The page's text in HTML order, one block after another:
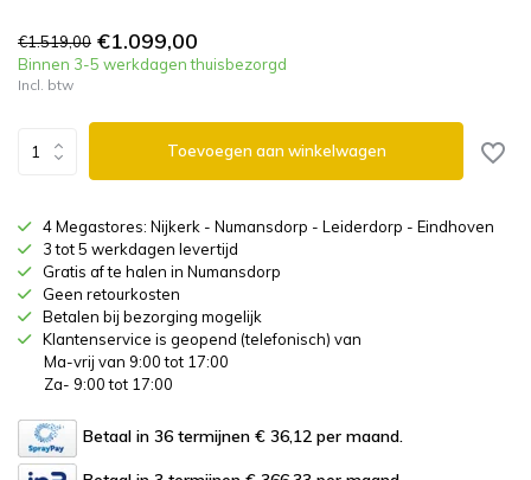
€1.519,00 €1.099,00
Binnen 3-5 werkdagen thuisbezorgd
Incl. btw
Toevoegen aan winkelwagen
4 Megastores: Nijkerk - Numansdorp - Leiderdorp - Eindhoven
3 tot 5 werkdagen levertijd
Gratis af te halen in Numansdorp
Geen retourkosten
Betalen bij bezorging mogelijk
Klantenservice is geopend (telefonisch) van
Ma-vrij van 9:00 tot 17:00
Za- 9:00 tot 17:00
Betaal in 36 termijnen € 36,12 per maand.